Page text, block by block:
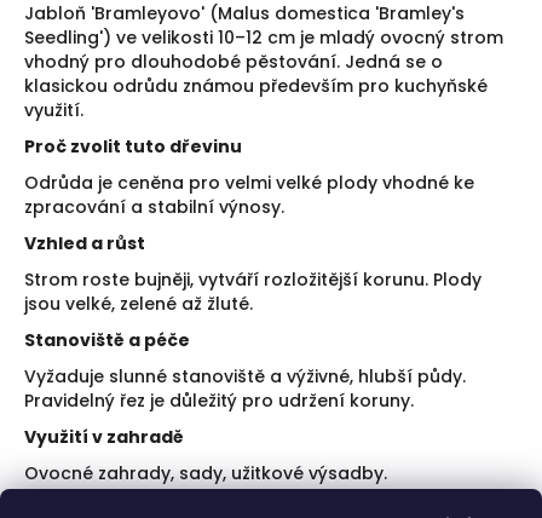
Jabloň 'Bramleyovo' (Malus domestica 'Bramley's
Seedling') ve velikosti 10–12 cm je mladý ovocný strom
vhodný pro dlouhodobé pěstování. Jedná se o
klasickou odrůdu známou především pro kuchyňské
využití.
Proč zvolit tuto dřevinu
Odrůda je ceněna pro velmi velké plody vhodné ke
zpracování a stabilní výnosy.
Vzhled a růst
Strom roste bujněji, vytváří rozložitější korunu. Plody
jsou velké, zelené až žluté.
Stanoviště a péče
Vyžaduje slunné stanoviště a výživné, hlubší půdy.
Pravidelný řez je důležitý pro udržení koruny.
Využití v zahradě
Ovocné zahrady, sady, užitkové výsadby.